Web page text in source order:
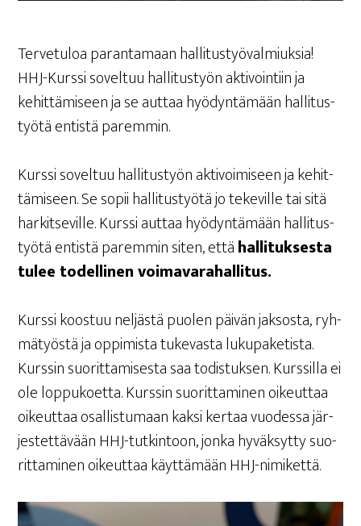
Ter­ve­tu­loa paran­ta­maan hal­li­tus­työ­val­miuk­sia!
HHJ-Kurs­si sovel­tuu hal­li­tus­työn akti­voin­tiin ja
kehit­tä­mi­seen ja se aut­taa hyö­dyn­tä­mään hal­li­tus­
työ­tä entis­tä paremmin.
Kurs­si sovel­tuu hal­li­tus­työn akti­voi­mi­seen ja kehit­
tä­mi­seen. Se sopii hal­li­tus­työ­tä jo teke­vil­le tai sitä
har­kit­se­vil­le. Kurs­si aut­taa hyö­dyn­tä­mään hal­li­tus­
työ­tä entis­tä parem­min siten, ettähal­li­tuk­ses­ta
tulee todel­li­nen voimavarahallitus.
Kurs­si koos­tuu nel­jäs­tä puo­len päi­vän jak­sos­ta, ryh­
mä­työs­tä ja oppi­mis­ta tuke­vas­ta luku­pa­ke­tis­ta.
Kurs­sin suo­rit­ta­mi­ses­ta saa todis­tuk­sen. Kurs­sil­la ei
ole lop­pu­koet­ta. Kurs­sin suo­rit­ta­mi­nen oikeut­taa
oikeut­taa osal­lis­tu­maan kak­si ker­taa vuo­des­sa jär­
jes­tet­tä­vään HHJ-tutkintoon, jon­ka hyväk­syt­ty suo­
rit­ta­mi­nen oikeut­taa käyt­tä­mään HHJ-nimikettä.